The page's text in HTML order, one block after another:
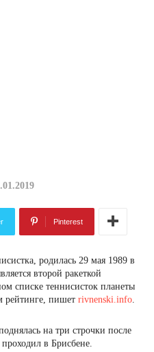
Pinterest
родилась 29 мая 1989 в
второй ракеткой
списке теннисисток планеты
рейтинге, пишет rivnenski.info.
на три строчки после
в Брисбене.